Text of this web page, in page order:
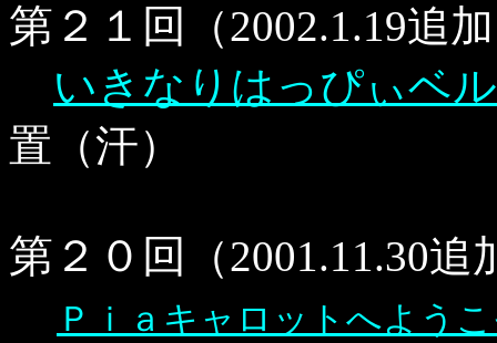
第２１回
（2002.1.19追
いきなりはっぴぃベル
置（汗）
第２０回 （2001.11.30
Ｐｉａキャロットへよう